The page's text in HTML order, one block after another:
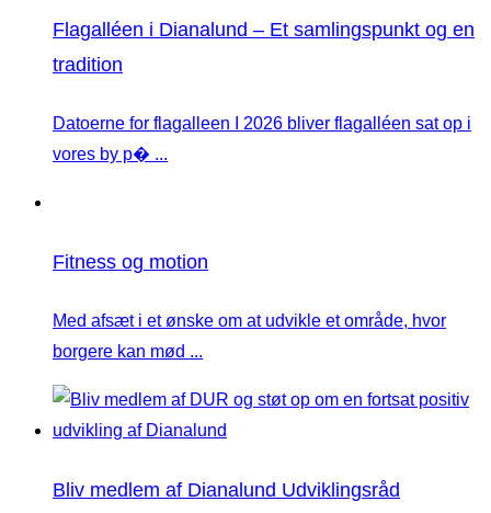
Flagalléen i Dianalund – Et samlingspunkt og en
tradition
Datoerne for flagalleen I 2026 bliver flagalléen sat op i
vores by p� ...
Fitness og motion
Med afsæt i et ønske om at udvikle et område, hvor
borgere kan mød ...
Bliv medlem af Dianalund Udviklingsråd